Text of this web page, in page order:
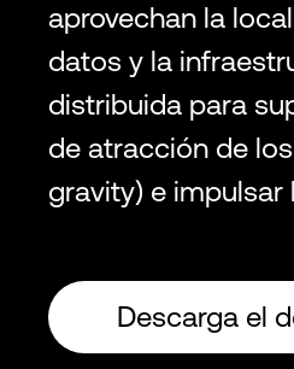
aprovechan la
datos y la
distribuida para
de atracción de
gravity) e impulsar
Descarga el